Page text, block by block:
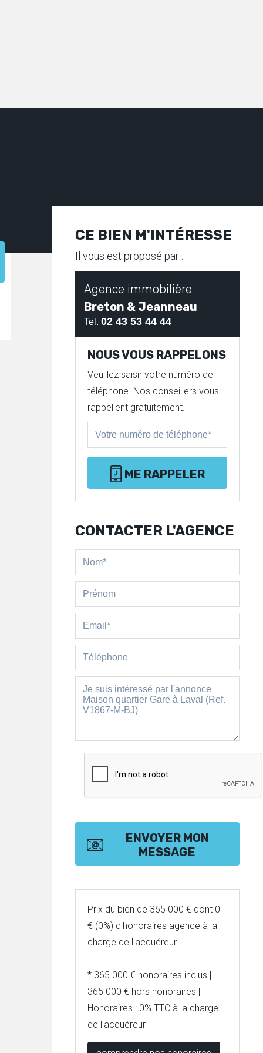
CE BIEN M'INTÉRESSE
Il vous est proposé par :
Agence immobilière
Breton & Jeanneau
Tel. 02 43 53 44 44
NOUS VOUS RAPPELONS
Veuillez saisir votre numéro de
téléphone. Nos conseillers vous
rappellent gratuitement.
ME RAPPELER
CONTACTER L'AGENCE
ENVOYER MON
MESSAGE
Prix du bien de 365 000 € dont 0
€ (0%) d'honoraires agence à la
charge de l'acquéreur.
* 365 000 € honoraires inclus |
365 000 € hors honoraires |
Honoraires : 0% TTC à la charge
de l'acquéreur